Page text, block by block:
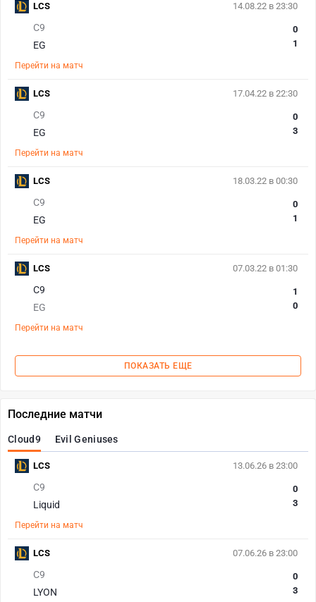
14.08.22 в 23:30
C9
EG
0
1
Перейти на матч
LCS
17.04.22 в 22:30
C9
EG
0
3
Перейти на матч
LCS
18.03.22 в 00:30
C9
EG
0
1
Перейти на матч
LCS
07.03.22 в 01:30
C9
EG
1
0
Перейти на матч
LCS
ПОКАЗАТЬ ЕЩЕ
Последние матчи
Cloud9 Evil Geniuses
13.06.26 в 23:00
C9
Liquid
0
3
Перейти на матч
LCS
07.06.26 в 23:00
C9
LYON
0
3
LCS